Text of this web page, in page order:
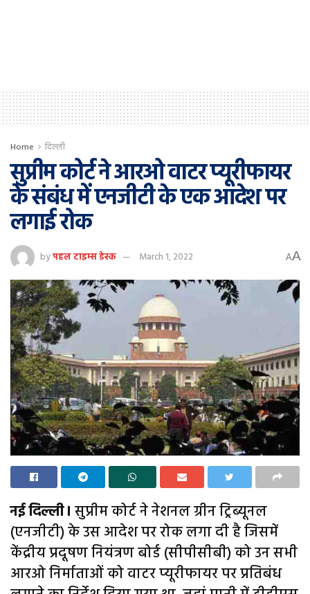
Home दिल्ली
सुप्रीम कोर्ट ने आरओ वाटर प्यूरीफायर
के संबंध में एनजीटी के एक आदेश पर
लगाई रोक
byपहल टाइम्स डेस्क March 1, 2022 AA
नई दिल्ली। सुप्रीम कोर्ट ने नेशनल ग्रीन ट्रिब्यूनल
(एनजीटी) के उस आदेश पर रोक लगा दी है जिसमें
केंद्रीय प्रदूषण नियंत्रण बोर्ड (सीपीसीबी) को उन सभी
आरओ निर्माताओं को वाटर प्यूरीफायर पर प्रतिबंध